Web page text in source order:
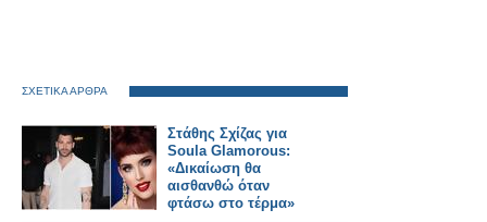
ΣΧΕΤΙΚΑ ΑΡΘΡΑ
Στάθης Σχίζας για
Soula Glamorous:
«Δικαίωση θα
αισθανθώ όταν
φτάσω στο τέρμα»